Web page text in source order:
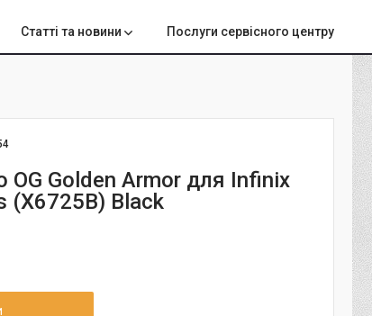
Статті та новини Послуги сервісного центру
OG Golden Armor для Infinix
(X6725B) Black